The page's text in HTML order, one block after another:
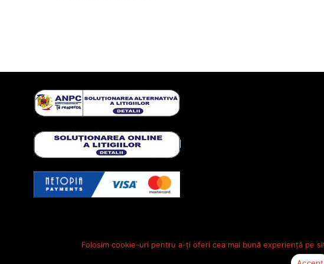
Folosim cookie-uri pentru a-ți oferi cea mai bună experiență pe